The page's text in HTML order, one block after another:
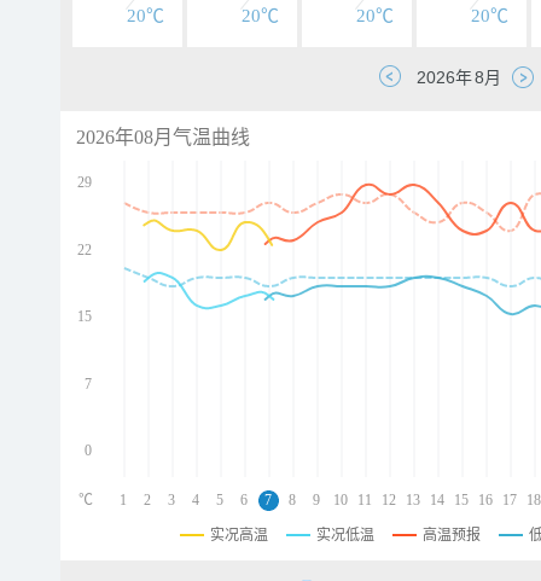
20℃ 20℃ 20℃ 20℃
2026年08月气温曲线
29
22
15
7
0
1 2 3 4 5 6 7 8 9 10 11 12 13 14 15 16 17 18
℃
实况高温 实况低温 高温预报